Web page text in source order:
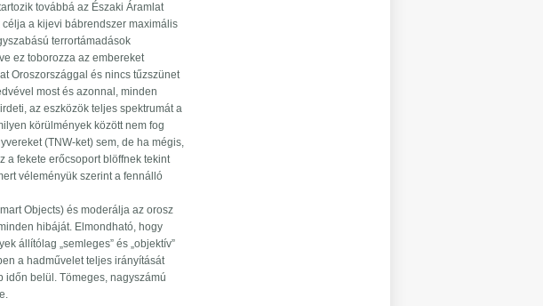
továbbá az Északi Áramlat
a kijevi bábrendszer maximális
terrortámadások
ez toborozza az embereket
Oroszországgal és nincs tűzszünet
most és azonnal, minden
az eszközök teljes spektrumát a
körülmények között nem fog
(TNW-ket) sem, de ha mégis,
a fekete erőcsoport blöffnek tekint
véleményük szerint a fennálló
Objects) és moderálja az orosz
hibáját. Elmondható, hogy
állítólag „semleges” és „objektív”
a hadművelet teljes irányítását
időn belül. Tömeges, nagyszámú